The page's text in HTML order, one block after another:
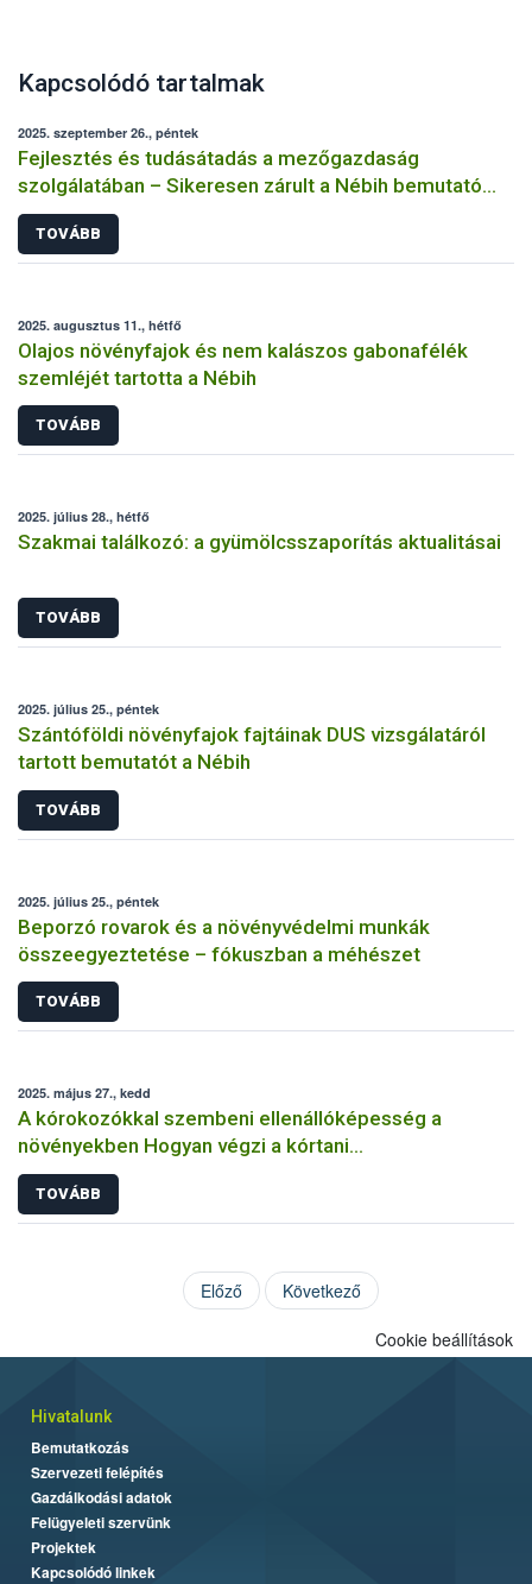
Kapcsolódó tartalmak
2025. szeptember 26., péntek
Fejlesztés és tudásátadás a mezőgazdaság
szolgálatában – Sikeresen zárult a Nébih bemutató
üzemi projektje
TOVÁBB
2025. augusztus 11., hétfő
Olajos növényfajok és nem kalászos gabonafélék
szemléjét tartotta a Nébih
TOVÁBB
2025. július 28., hétfő
Szakmai találkozó: a gyümölcsszaporítás aktualitásai
TOVÁBB
2025. július 25., péntek
Szántóföldi növényfajok fajtáinak DUS vizsgálatáról
tartott bemutatót a Nébih
TOVÁBB
2025. július 25., péntek
Beporzó rovarok és a növényvédelmi munkák
összeegyeztetése – fókuszban a méhészet
TOVÁBB
2025. május 27., kedd
A kórokozókkal szembeni ellenállóképesség a
növényekben Hogyan végzi a kórtani
rezisztenciavizsgálatokat a Nébih?
TOVÁBB
Előző Következő
Cookie beállítások
Hivatalunk
Bemutatkozás
Szervezeti felépítés
Gazdálkodási adatok
Felügyeleti szervünk
Projektek
Kapcsolódó linkek